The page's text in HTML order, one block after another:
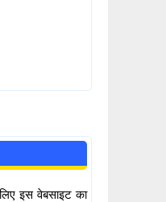
इस वेबसाइट का